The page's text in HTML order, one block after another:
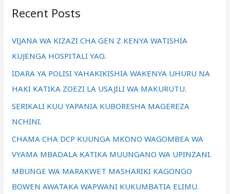
c
f
o
r
:
Recent Posts
VIJANA WA KIZAZI CHA GEN Z KENYA WATISHIA
KUJENGA HOSPITALI YAO.
IDARA YA POLISI YAHAKIKISHIA WAKENYA UHURU NA
HAKI KATIKA ZOEZI LA USAJILI WA MAKURUTU.
SERIKALI KUU YAPANIA KUBORESHA MAGEREZA
NCHINI.
CHAMA CHA DCP KUUNGA MKONO WAGOMBEA WA
VYAMA MBADALA KATIKA MUUNGANO WA UPINZANI.
MBUNGE WA MARAKWET MASHARIKI KAGONGO
BOWEN AWATAKA WAPWANI KUKUMBATIA ELIMU.